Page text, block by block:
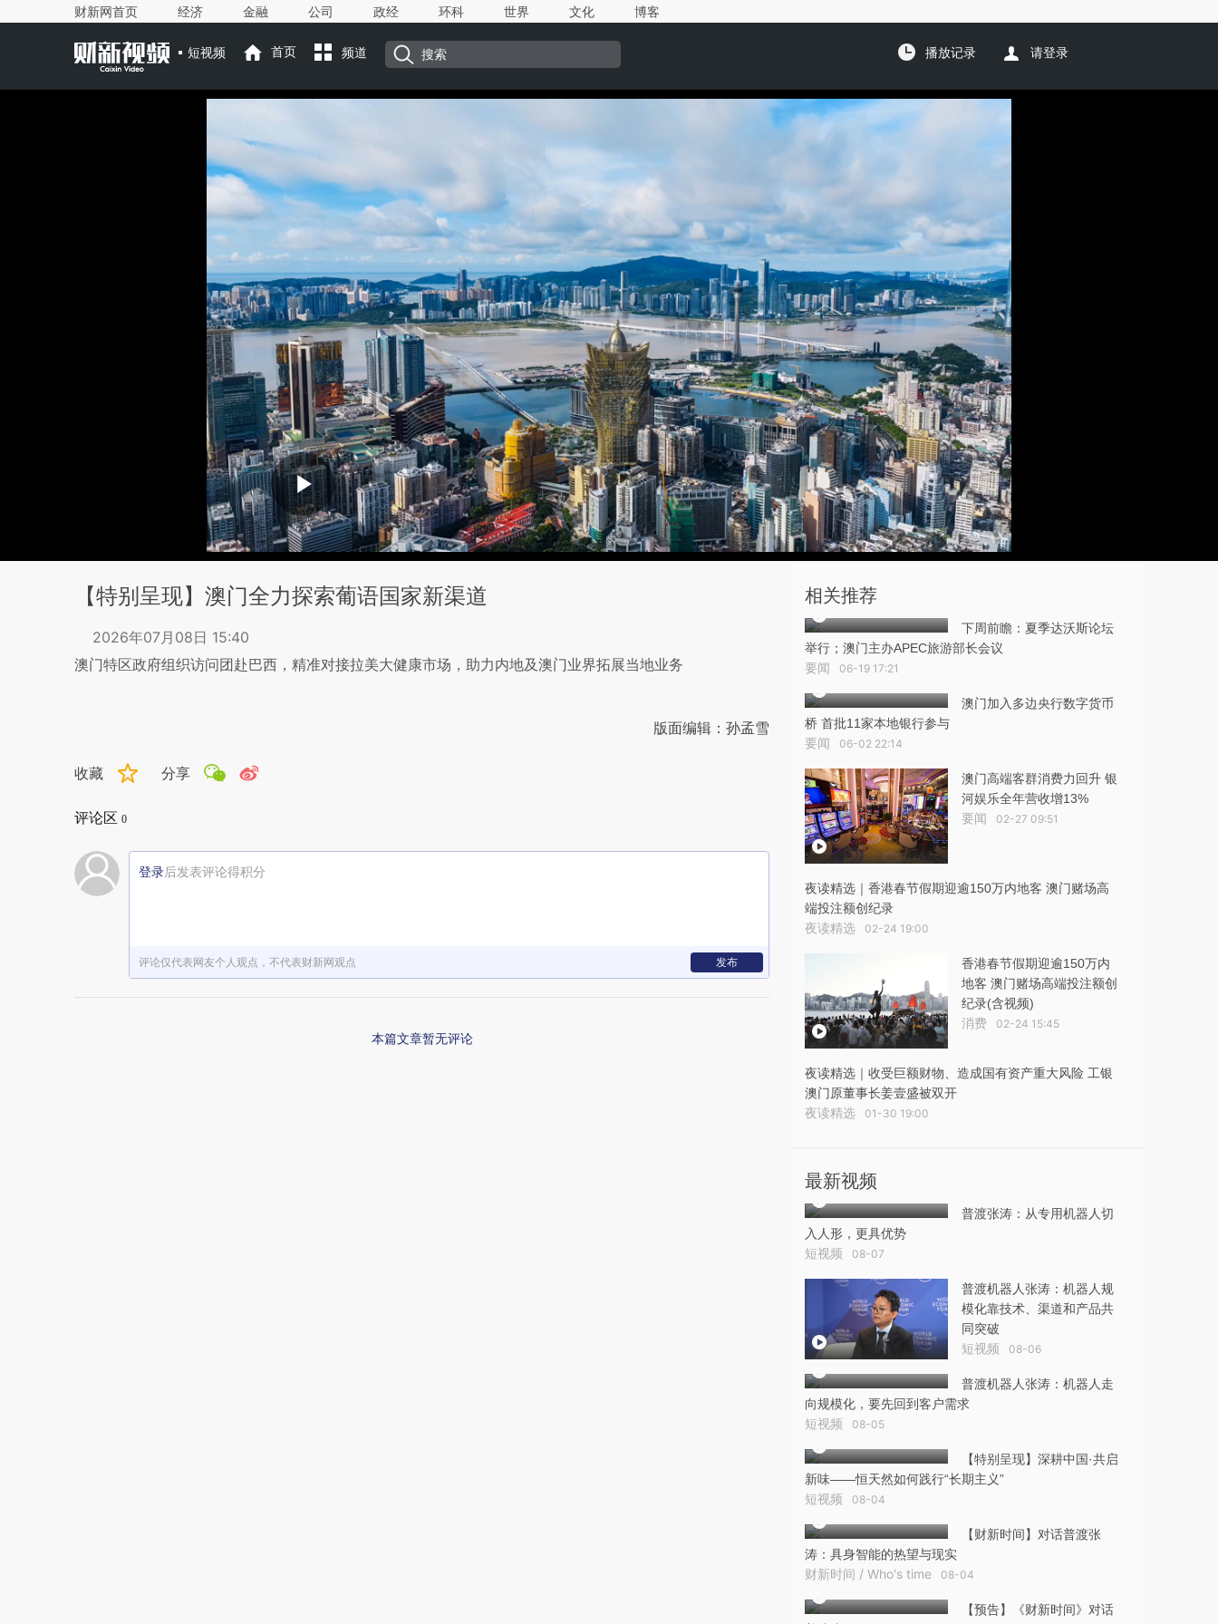
财新网首页 经济 金融 公司 政经 环科 世界 文化 博客
短视频 首页 频道 播放记录 请登录
【特别呈现】澳门全力探索葡语国家新渠道
2026年07月08日 15:40
澳门特区政府组织访问团赴巴西，​精准对接拉美大健康市场，​助力内地及澳门业界拓展当地业务
版面编辑：孙孟雪
收藏 分享
评论区 0
登录后发表评论得积分
评论仅代表网友个人观点，不代表财新网观点 发布
本篇文章暂无评论
相关推荐
下周前瞻：夏季达沃斯论坛
举行；澳门主办APEC旅游部长会议
要闻 06-19 17:21
澳门加入多边央行数字货币
桥 首批11家本地银行参与
要闻 06-02 22:14
澳门高端客群消费力回升 银
河娱乐全年营收增13%
要闻 02-27 09:51
夜读精选｜香港春节假期迎逾150万内地客 澳门赌场高
端投注额创纪录
夜读精选 02-24 19:00
香港春节假期迎逾150万内
地客 澳门赌场高端投注额创
纪录(含视频)
消费 02-24 15:45
夜读精选｜收受巨额财物、造成国有资产重大风险 工银
澳门原董事长姜壹盛被双开
夜读精选 01-30 19:00
最新视频
普渡张涛：从专用机器人切
入人形，更具优势
短视频 08-07
普渡机器人张涛：机器人规
模化靠技术、渠道和产品共
同突破
短视频 08-06
普渡机器人张涛：机器人走
向规模化，要先回到客户需求
短视频 08-05
【特别呈现】深耕中国·共启
新味——恒天然如何践行“长期主义”
短视频 08-04
【财新时间】对话普渡张
涛：具身智能的热望与现实
财新时间 / Who's time 08-04
【预告】《财新时间》对话